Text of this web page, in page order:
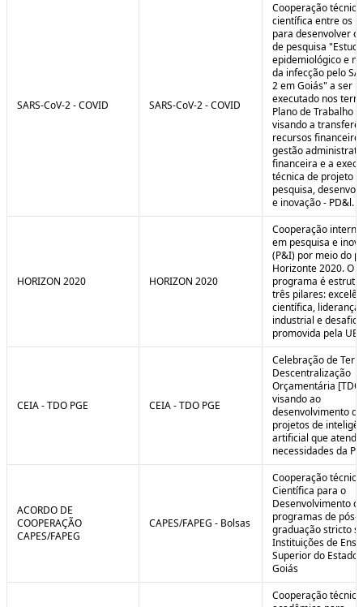
SARS-CoV-2 - COVID SARS-CoV-2 - COVID
Cooperação
científica entre os
para desenvolver o
de pesquisa "Estudo
epidemiológico e
da infecção pelo
2 em Goiás" a ser
executado nos
Plano de Trabalho
visando a
recursos
gestão
financeira e a
técnica de projeto
pesquisa,
e inovação - PD&l.
HORIZON 2020 HORIZON 2020
Cooperação
em pesquisa e
(P&I) por meio do
Horizonte 2020. O
programa é
três pilares:
científica, liderança
industrial e
promovida pela UE.
CEIA - TDO PGE CEIA - TDO PGE
Celebração de
Descentralização
Orçamentária
visando ao
desenvolvimento de
projetos de
artificial que
necessidades da
ACORDO DE
COOPERAÇÃO
CAPES/FAPEG
CAPES/FAPEG - Bolsas
Cooperação
Científica para o
Desenvolvimento
programas de pós-
graduação stricto
Instituições de
Superior do Estado
Goiás
Cooperação